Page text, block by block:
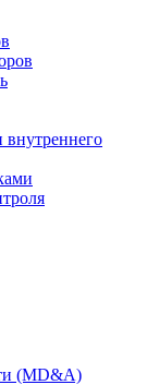
внутреннего
(MD&A)